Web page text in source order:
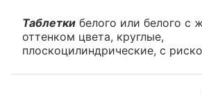
Таблетки белого или белого с
оттенком цвета, круглые,
плоскоцилиндрические, с